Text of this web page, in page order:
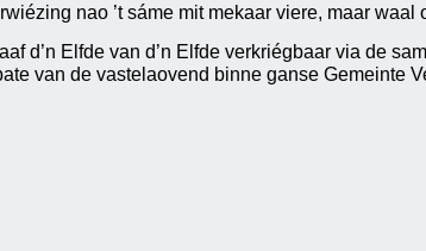
nao ’t sáme mit mekaar viere, maar waal
d’n Elfde van d’n Elfde verkriégbaar via de
van de vastelaovend binne ganse Gemeinte